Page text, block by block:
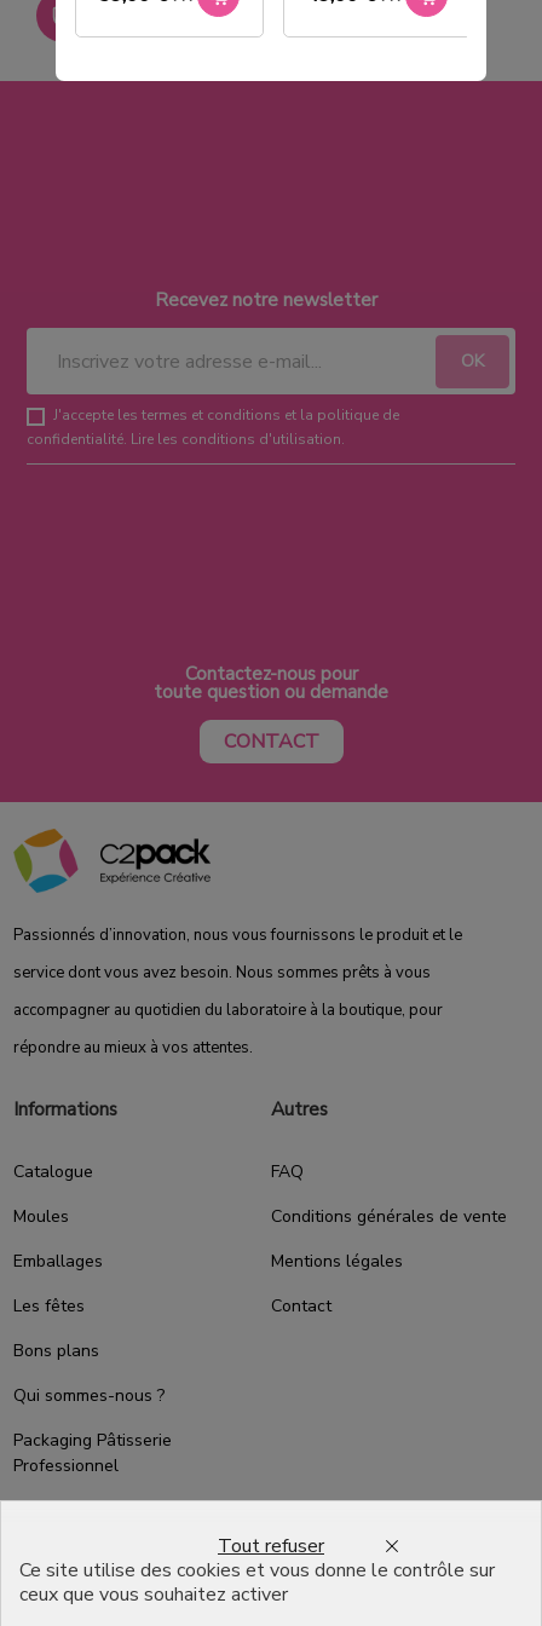
Paiement sécurisé
Recevez notre newsletter
J'accepte les termes et conditions et la politique de
confidentialité. Lire les conditions d'utilisation.
Contactez-nous pour
toute question ou demande
CONTACT
Passionnés d’innovation, nous vous fournissons le produit et le
service dont vous avez besoin. Nous sommes prêts à vous
accompagner au quotidien du laboratoire à la boutique, pour
répondre au mieux à vos attentes.
Informations
Catalogue
Moules
Emballages
Les fêtes
Bons plans
Qui sommes-nous ?
Packaging Pâtisserie
Professionnel
English
Autres
FAQ
Conditions générales de vente
Mentions légales
Contact
Ce site utilise des cookies et vous donne le contrôle sur
ceux que vous souhaitez activer
Tout refuser